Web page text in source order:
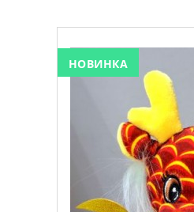
НОВИНКА